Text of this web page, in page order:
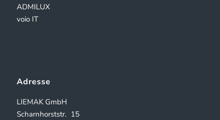
ADMILUX
voio IT
Adresse
LIEMAK GmbH
Scharnhorststr. 15